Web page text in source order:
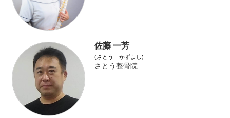
佐藤 一芳
(さとう かずよし)
さとう整骨院